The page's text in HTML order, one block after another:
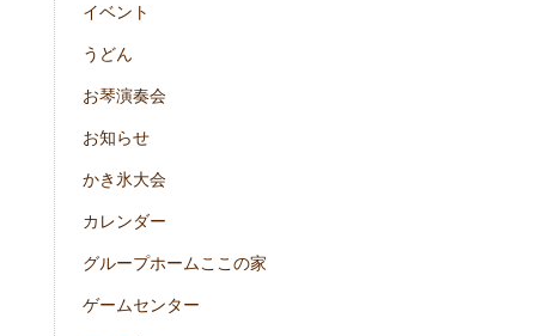
イベント
うどん
お琴演奏会
お知らせ
かき氷大会
カレンダー
グループホームここの家
ゲームセンター